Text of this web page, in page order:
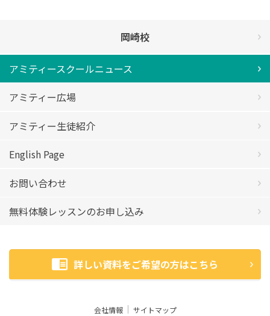
岡崎校
アミティースクールニュース
アミティー広場
アミティー生徒紹介
English Page
お問い合わせ
無料体験レッスンのお申し込み
詳しい資料をご希望の方はこちら
会社情報 サイトマップ